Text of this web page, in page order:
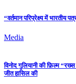
“वर्तमान परिप्रेक्ष्य में भारतीय
Media
विनोद गुलियानी की फ़िल्म
जीत हासिल की